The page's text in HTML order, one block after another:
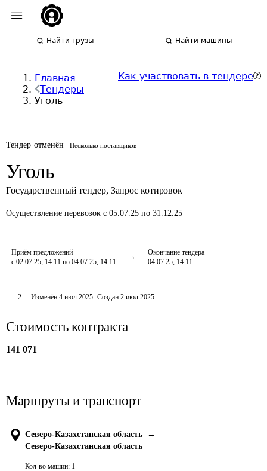
Найти грузы Найти машины
Главная
Тендеры
Уголь
Как участвовать в тендере
Тендер отменён Несколько поставщиков
Уголь
Государственный тендер, Запрос котировок
Осуществление перевозок с 05.07.25 по 31.12.25
Приём предложений
с 02.07.25, 14:11 по 04.07.25, 14:11
Окончание тендера
04.07.25, 14:11
2 Изменён 4 июл 2025. Создан 2 июл 2025
Стоимость контракта
141 071
Маршруты и транспорт
Северо-Казахстанская область
→
Северо-Казахстанская область
Кол-во машин: 1